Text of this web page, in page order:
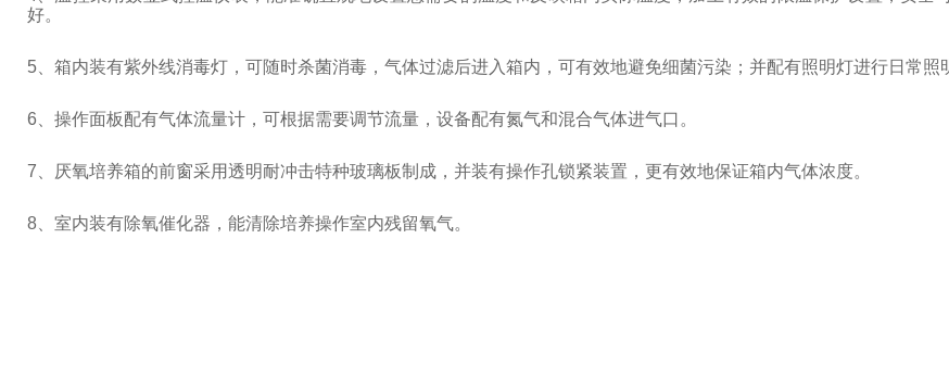
好。
5 、箱内装有紫外线消毒灯，可随时杀菌消毒，气体过滤后进入箱内，可有效地避免细菌污染；并配有照明灯进行日常照
6 、操作面板配有气体流量计，可根据需要调节流量，设备配有氮气和混合气体进气口。
7 、厌氧培养箱的前窗采用透明耐冲击特种玻璃板制成，并装有操作孔锁紧装置，更有效地保证箱内气体浓度。
8 、室内装有除氧催化器，能清除培养操作室内残留氧气。